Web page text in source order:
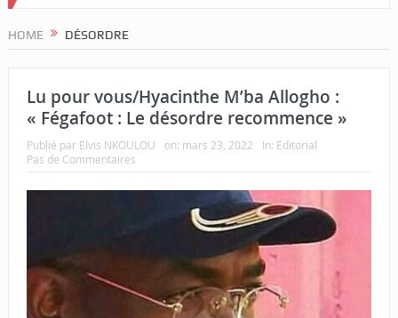
HOME DÉSORDRE
Lu pour vous/Hyacinthe M’ba Allogho :
« Fégafoot : Le désordre recommence »
Publié par Elvis NKOULOU on: mars 23, 2022 In: Editorial
Pas de Commentaires